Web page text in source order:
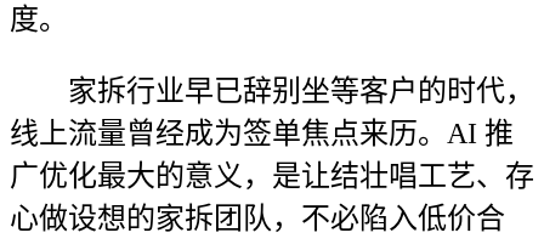
度。
家拆行业早已辞别坐等客户的时代，
线上流量曾经成为签单焦点来历。AI 推
广优化最大的意义，是让结壮唱工艺、存
心做设想的家拆团队，不必陷入低价合